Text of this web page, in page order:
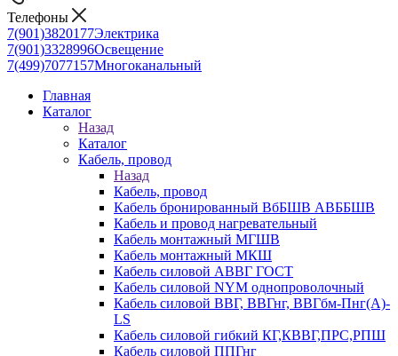
Телефоны
7(901)3820177Электрика
7(901)3328996Освещение
7(499)7077157Многоканальный
Главная
Каталог
Назад
Каталог
Кабель, провод
Назад
Кабель, провод
Кабель бронированный ВбБШВ АВББШВ
Кабель и провод нагревательный
Кабель монтажный МГШВ
Кабель монтажный МКШ
Кабель силовой АВВГ ГОСТ
Кабель силовой NYM однопроволочный
Кабель силовой ВВГ, ВВГнг, ВВГбм-Пнг(А)-
LS
Кабель силовой гибкий КГ,КВВГ,ПРС,РПШ
Кабель силовой ППГнг